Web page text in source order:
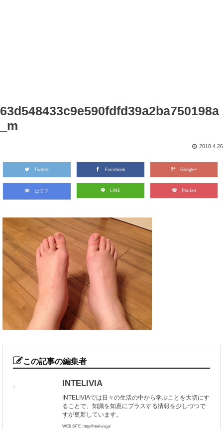
63d548433c9e590fdfd39a2ba750198a
_m
2018.4.26
Twitter Facebook Google+
はてブ LINE Pocket
この記事の編集者
INTELIVIA
INTELIVIAでは日々の生活の中から学ぶことを大切にす
ることで、知識を知恵にプラスする情報を少しづつで
すが更新しています。
WEB SITE : http://intelivia.jp/